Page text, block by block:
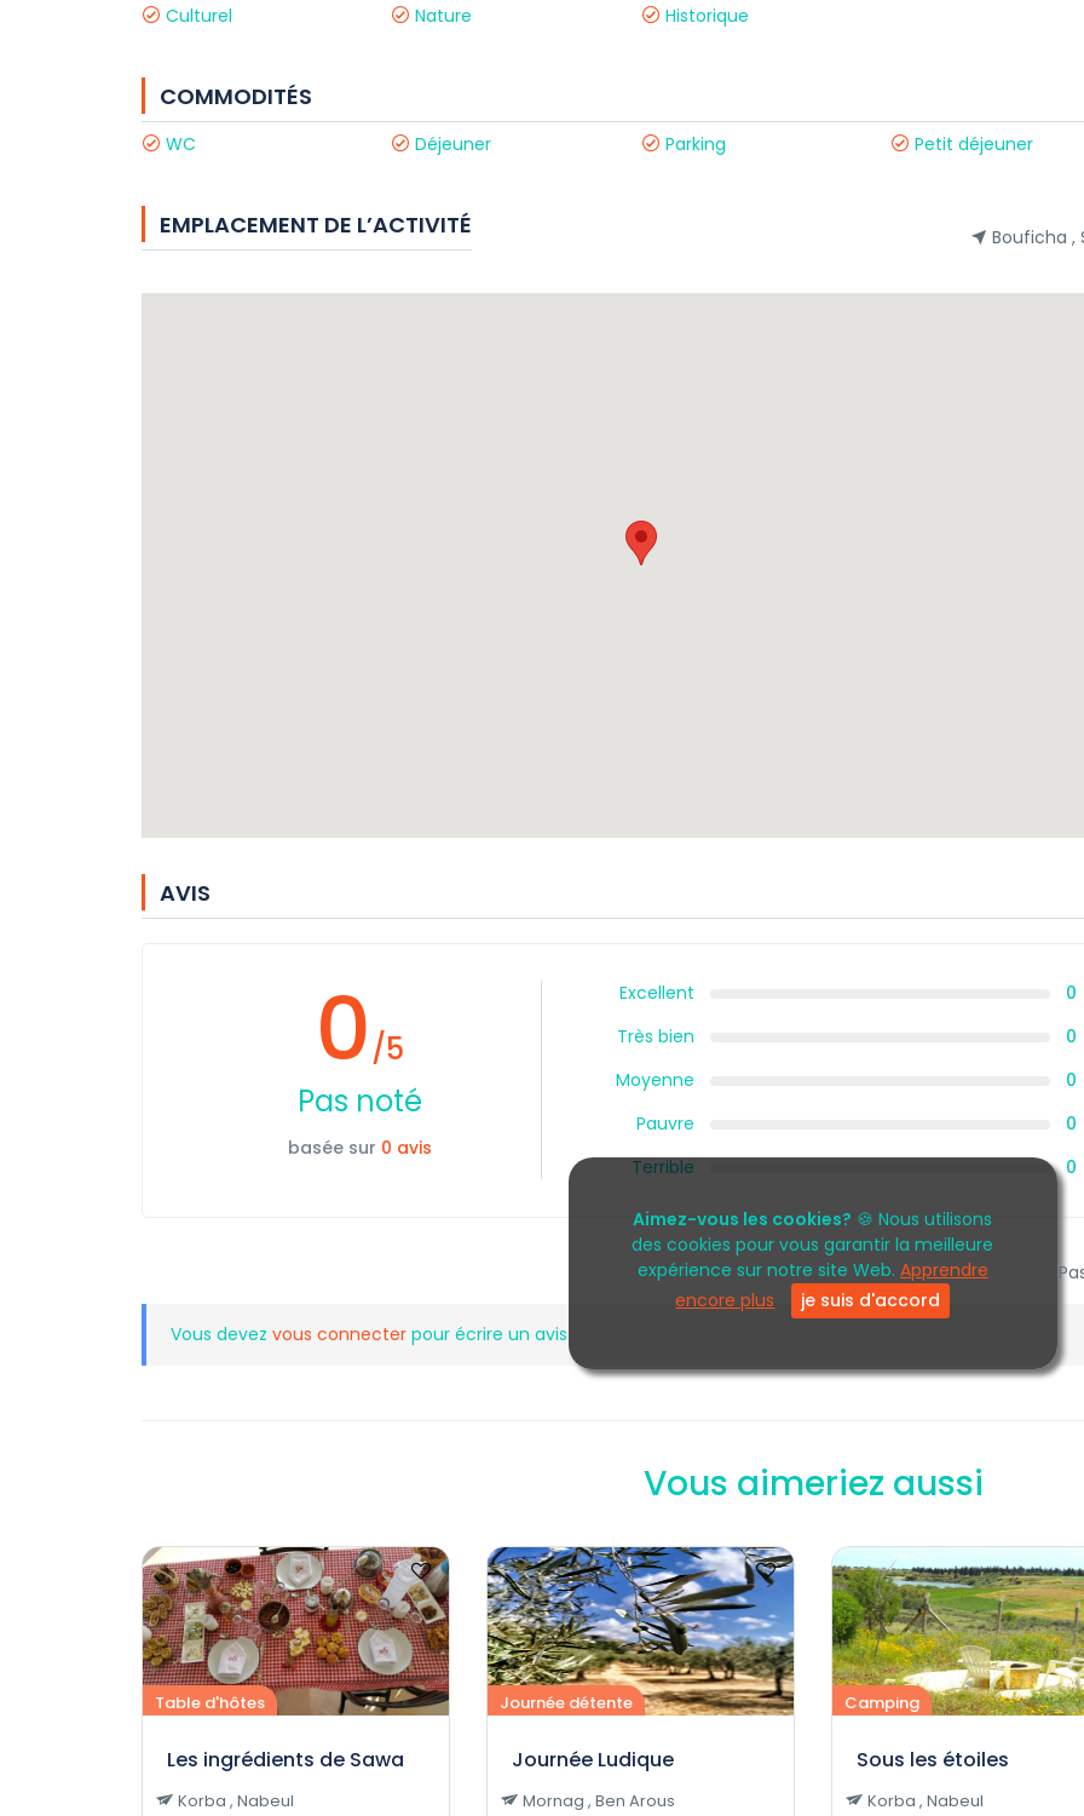
Aimez-vous les cookies? 🍪 Nous utilisons
des cookies pour vous garantir la meilleure
expérience sur notre site Web. Apprendre
encore plus
je suis d'accord
Culturel Nature Historique
COMMODITÉS
WC Déjeuner Parking Petit déjeuner
EMPLACEMENT DE L’ACTIVITÉ Bouficha ,
AVIS
0/5
Pas noté
basée sur 0 avis
Excellent
0
Très bien
0
Moyenne
0
Pauvre
0
Terrible
0
Vous devez vous connecter pour écrire un avis
Vous aimeriez aussi
Table d'hôtes
Les ingrédients de Sawa
Korba , Nabeul
Journée détente
Journée Ludique
Mornag , Ben Arous
Camping
Sous les étoiles
Korba , Nabeul